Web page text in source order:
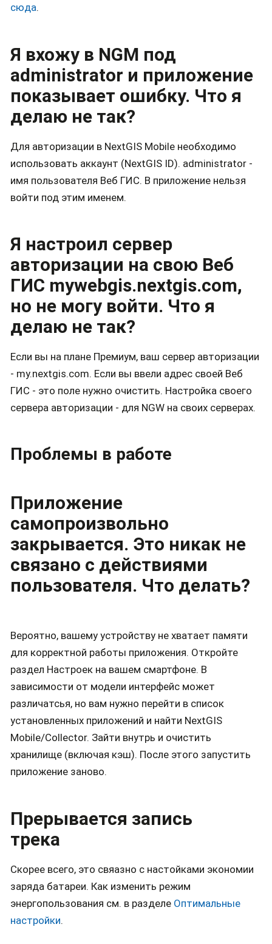
сюда.
Я вхожу в NGM под
administrator и приложение
показывает ошибку. Что я
делаю не так?
Для авторизации в NextGIS Mobile необходимо
использовать аккаунт (NextGIS ID). administrator -
имя пользователя Веб ГИС. В приложение нельзя
войти под этим именем.
Я настроил сервер
авторизации на свою Веб
ГИС mywebgis.nextgis.com,
но не могу войти. Что я
делаю не так?
Если вы на плане Премиум, ваш сервер авторизации
- my.nextgis.com. Если вы ввели адрес своей Веб
ГИС - это поле нужно очистить. Настройка своего
сервера авторизации - для NGW на своих серверах.
Проблемы в работе
Приложение
самопроизвольно
закрывается. Это никак не
связано с действиями
пользователя. Что делать?
Вероятно, вашему устройству не хватает памяти
для корректной работы приложения. Откройте
раздел Настроек на вашем смартфоне. В
зависимости от модели интерфейс может
различатсья, но вам нужно перейти в список
установленных приложений и найти NextGIS
Mobile/Collector. Зайти внутрь и очистить
хранилище (включая кэш). После этого запустить
приложение заново.
Прерывается запись
трека
Скорее всего, это свяазно с настойками экономии
заряда батареи. Как изменить режим
энергопользования см. в разделе Оптимальные
настройки.